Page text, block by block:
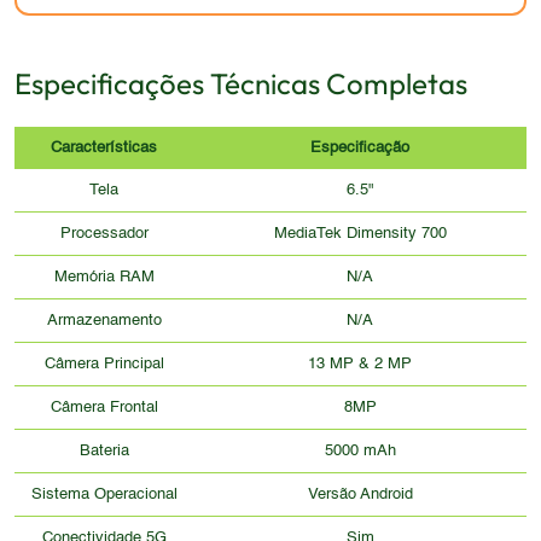
Especificações Técnicas Completas
Características Especificação
Tela 6.5"
Processador MediaTek Dimensity 700
Memória RAM N/A
Armazenamento N/A
Câmera Principal 13 MP & 2 MP
Câmera Frontal 8MP
Bateria 5000 mAh
Sistema Operacional Versão Android